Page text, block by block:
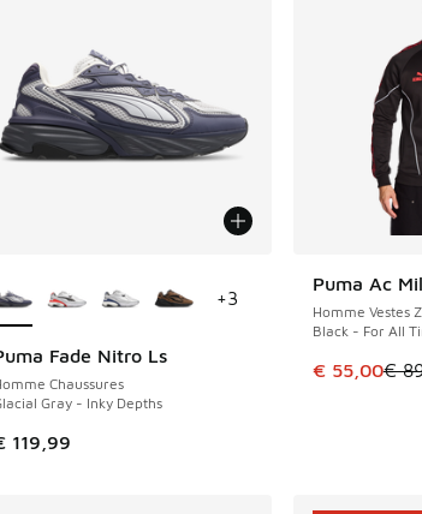
Fade Nitro Ls
Chaussures
Gray - Inky Depths
119,99
NOUVEAU
+3
Puma Ac
Homme Vestes
Black - For All
Cet article
€ 55,00€
ÉCONOMISE